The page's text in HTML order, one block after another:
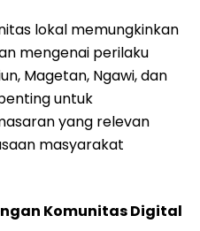
lokal memungkinkan
mengenai perilaku
Magetan, Ngawi, dan
untuk
yang relevan
masyarakat
Komunitas Digital